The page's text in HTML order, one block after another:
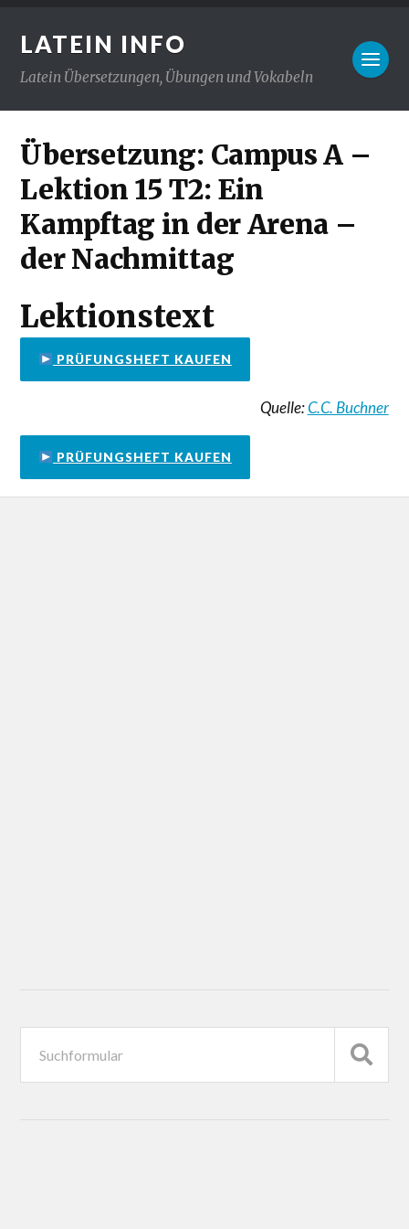
LATEIN INFO
Latein Übersetzungen, Übungen und Vokabeln
Übersetzung: Campus A –
Lektion 15 T2: Ein
Kampftag in der Arena –
der Nachmittag
Lektionstext
PRÜFUNGSHEFT KAUFEN
Quelle:C.C. Buchner
PRÜFUNGSHEFT KAUFEN